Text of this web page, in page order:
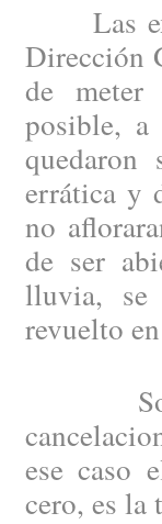
Las
Dirección
de meter
posible, a
errática y
no
de ser
lluvia, se
revuelto
ese caso
cero, es